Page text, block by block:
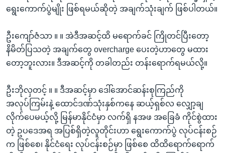
ရွေးကောက်ပွဲမျိုး ဖြစ်ရမယ်ဆိုတဲ့ အချက်သုံးချက် ဖြစ်ပါတယ်။
ဦးကျော်ဇံသာ ။ ။ အဲဒီအဆင့်ထိ မရောက်ခင် ကြိုတင်ပြီးတော့
နိမိတ်ပြသတဲ့ အချက်တွေ overcharge ပေးတဲ့ဟာတွေ မထား
တော့ဘူးလား။ ဒီအဆင့်ကို တခါတည်း တန်းရောက်ရမယ်လို့။
ဦးဘိုလှတင့် ။ ။ ဒီအဆင့်မှာ ဒေါ်အောင်ဆန်းစုကြည်ကို
အလုပ်ကြမ်းနဲ့ ထောင်ဒဏ်သုံးနှစ်ကနေ ဆယ့်ရှစ်လ လျှော့ချ
လိုက်ပေမယ့်လို့ မြန်မာနိုင်ငံမှာ လက်ရှိ နအဖ အခြေခံ ကိုင်စွဲထား
တဲ့ ဥပဒေအရ အပြစ်ရှိတဲ့လူတိုင်းဟာ ရွေးကောက်ပွဲ လုပ်ငန်းစဉ်
က ဖြစ်စေ၊ နိုင်ငံရေး လုပ်ငန်းစဉ်မှာ ဖြစ်စေ ထိထိရောက်ရောက်